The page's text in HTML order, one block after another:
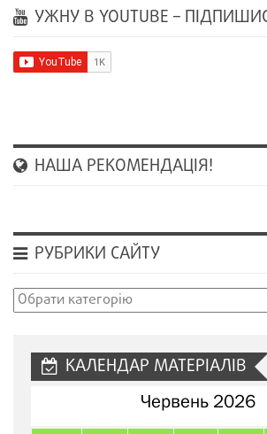
УЖНУ В YOUTUBE –
НАША РЕКОМЕНДАЦІЯ!
РУБРИКИ САЙТУ
Рубрики
КАЛЕНДАР МАТЕРІАЛІВ
Червень 2026